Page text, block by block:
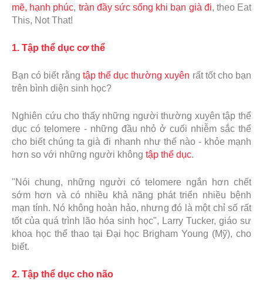
mẽ, hạnh phúc, tràn đầy sức sống khi bạn già đi, theo Eat
This, Not That!
1. Tập thể dục cơ thể
Bạn có biết rằng tập thể dục thường xuyên rất tốt cho bạn
trên bình diện sinh học?
Nghiên cứu cho thấy những người thường xuyên tập thể
dục có telomere - những đầu nhỏ ở cuối nhiễm sắc thể
cho biết chúng ta già đi nhanh như thế nào - khỏe mạnh
hơn so với những người không tập thể dục.
"Nói chung, những người có telomere ngắn hơn chết
sớm hơn và có nhiều khả năng phát triển nhiều bệnh
mạn tính. Nó không hoàn hảo, nhưng đó là một chỉ số rất
tốt của quá trình lão hóa sinh học", Larry Tucker, giáo sư
khoa học thể thao tại Đại học Brigham Young (Mỹ), cho
biết.
2. Tập thể dục cho não